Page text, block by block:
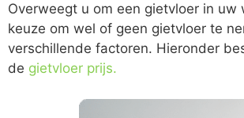
Overweegt u om een gietvloer in
keuze om wel of geen gietvloer te
verschillende factoren. Hieronder
de gietvloer prijs.